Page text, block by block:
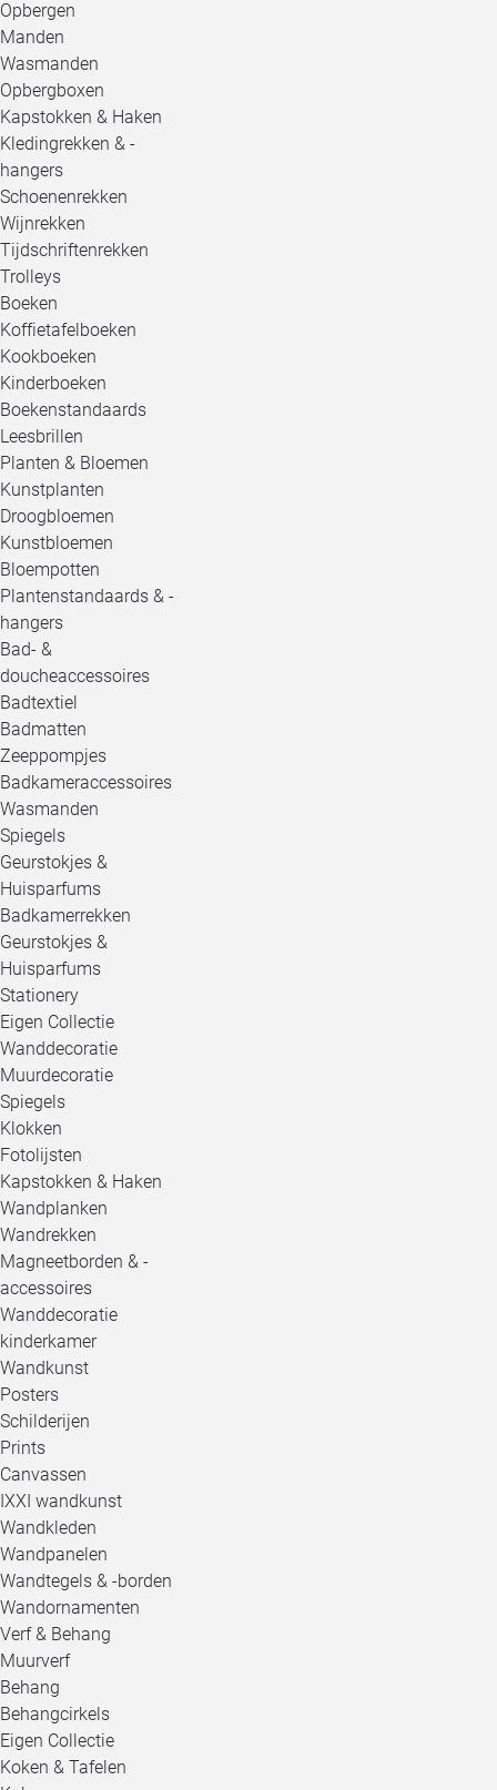
Opbergen
Manden
Wasmanden
Opbergboxen
Kapstokken & Haken
Kledingrekken & -
hangers
Schoenenrekken
Wijnrekken
Tijdschriftenrekken
Trolleys
Boeken
Koffietafelboeken
Kookboeken
Kinderboeken
Boekenstandaards
Leesbrillen
Planten & Bloemen
Kunstplanten
Droogbloemen
Kunstbloemen
Bloempotten
Plantenstandaards & -
hangers
Bad- &
doucheaccessoires
Badtextiel
Badmatten
Zeeppompjes
Badkameraccessoires
Wasmanden
Spiegels
Geurstokjes &
Huisparfums
Badkamerrekken
Geurstokjes &
Huisparfums
Stationery
Eigen Collectie
Wanddecoratie
Muurdecoratie
Spiegels
Klokken
Fotolijsten
Kapstokken & Haken
Wandplanken
Wandrekken
Magneetborden & -
accessoires
Wanddecoratie
kinderkamer
Wandkunst
Posters
Schilderijen
Prints
Canvassen
IXXI wandkunst
Wandkleden
Wandpanelen
Wandtegels & -borden
Wandornamenten
Verf & Behang
Muurverf
Behang
Behangcirkels
Eigen Collectie
Koken & Tafelen